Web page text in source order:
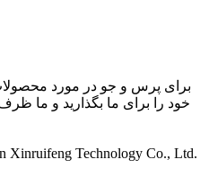
برای پرس و جو در مورد
Xinruifeng Technology Co., Ltd.